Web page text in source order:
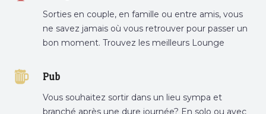
Sorties en couple, en famille ou entre amis, vous
ne savez jamais où vous retrouver pour passer un
bon moment. Trouvez les meilleurs Lounge
Pub
Vous souhaitez sortir dans un lieu sympa et
branché après une dure journée? En solo ou avec